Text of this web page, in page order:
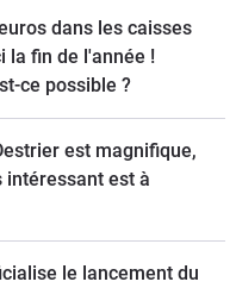
dans les caisses
la fin de l'année !
ce possible ?
est magnifique,
intéressant est à
le lancement du